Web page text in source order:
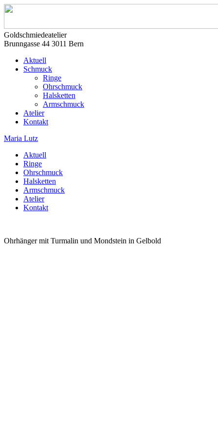
Goldschmiedeatelier
Brunngasse 44 3011 Bern
Aktuell
Schmuck
Ringe
Ohrschmuck
Halsketten
Armschmuck
Atelier
Kontakt
Maria Lutz
Aktuell
Ringe
Ohrschmuck
Halsketten
Armschmuck
Atelier
Kontakt
Ohrhänger mit Turmalin und Mondstein in Gelbold